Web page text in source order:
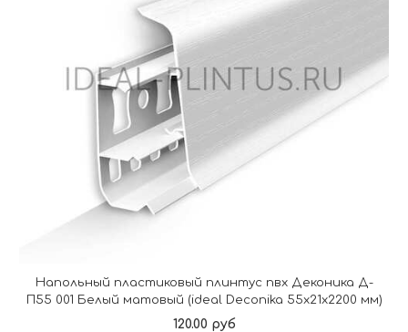
Напольный пластиковый плинтус пвх Деконика Д-
П55 001 Белый матовый (ideal Deconika 55х21х2200 мм)
120.00 руб